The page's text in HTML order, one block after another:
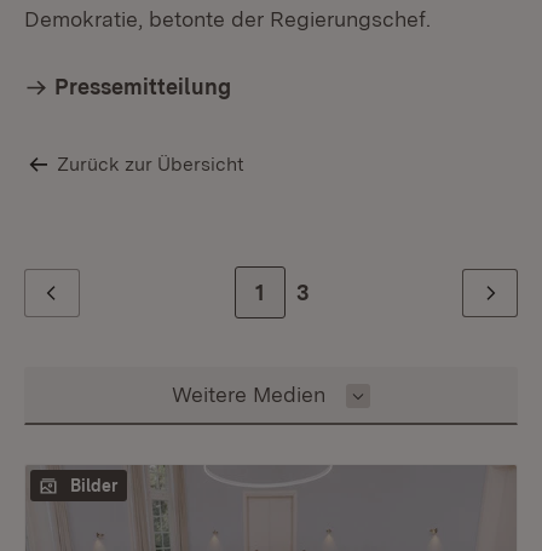
Demokratie, betonte der Regierungschef.
Pressemitteilung
Zurück zur Übersicht
Zur Seite
1 Zur letzten Seite
3 Weiter
Inhalt auswählen
Weitere Medien
Bilder